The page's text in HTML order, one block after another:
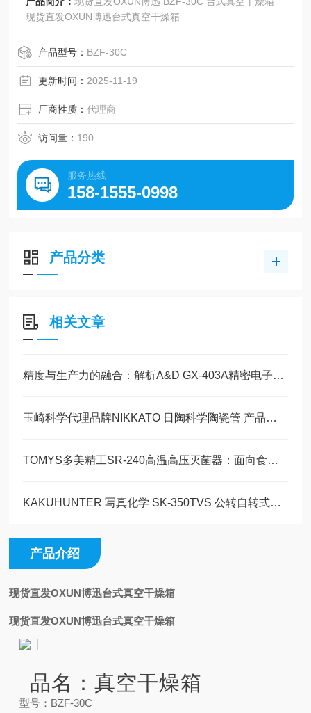
现货直发OXUN博迅台式真空干燥箱
产品型号： BZF-30C
更新时间： 2025-11-19
厂商性质：代理商
访问量： 190
服务热线
158-1555-0998
产品分类
相关文章
精度与生产力的融合：解析A&D GX-403A精密电子天平的核心技术
玉崎科学代理品牌NIKKATO 日陶科学陶瓷管 产品详情与型号介绍
TOMYS多美精工SR-240高温高压灭菌器：面向食品工业研发的精密湿热处理平台
KAKUHUNTER 写真化学 SK-350TVS 公转自转式真空搅拌脱泡装置玉科原装现货
产品介绍
现货直发OXUN博迅台式真空干燥箱
现货直发OXUN博迅台式真空干燥箱
品名：真空干燥箱
型号：BZF-30C